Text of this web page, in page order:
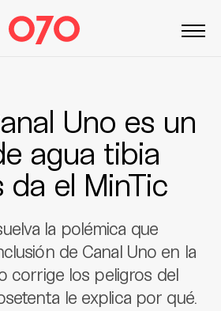
Uno es un
agua tibia
da el MinTic
la polémica que
de Canal Uno en la
corrige los peligros del
le explica por qué.